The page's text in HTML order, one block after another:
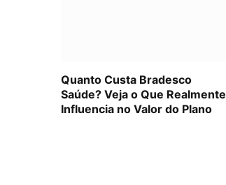
Quanto Custa Bradesco
Saúde? Veja o Que Realmente
Influencia no Valor do Plano